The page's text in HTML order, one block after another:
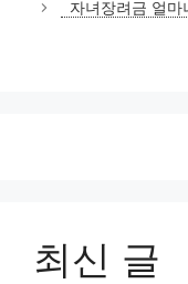
자녀장려금 얼
최신 글